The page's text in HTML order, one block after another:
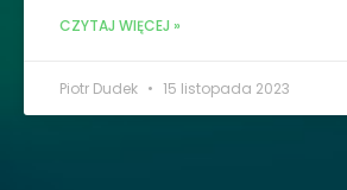
CZYTAJ WIĘCEJ »
Piotr Dudek 15 listopada 2023